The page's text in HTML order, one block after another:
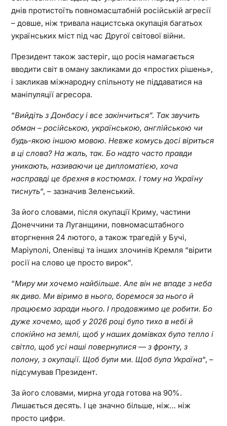
днів протистоїть повномасштабній російській агресії
– довше, ніж тривала нацистська окупація багатьох
українських міст під час Другої світової війни.
Президент також застеріг, що росія намагається
вводити світ в оману закликами до «простих рішень»,
і закликав міжнародну спільноту не піддаватися на
маніпуляції агресора.
“Вийдіть з Донбасу і все закінчиться”. Так звучить
обман – російською, українською, англійською чи
будь-якою іншою мовою. Невже комусь досі віриться
в ці слова? На жаль, так. Бо надто часто правди
уникають, називаючи це дипломатією, хоча
насправді це брехня в костюмах. І тому на Україну
тиснуть“, – зазначив Зеленський.
За його словами, після окупації Криму, частини
Донеччини та Луганщини, повномасштабного
вторгнення 24 лютого, а також трагедій у Бучі,
Маріуполі, Оленівці та інших злочинів Кремля “вірити
росії на слово це просто вирок”.
“Миру ми хочемо найбільше. Але він не впаде з неба
як диво. Ми віримо в нього, боремося за нього й
працюємо заради нього. І продовжимо це робити. Бо
дуже хочемо, щоб у 2026 році було тихо в небі й
спокійно на землі, щоб у наших домівках було тепло і
світло, щоб усі наші повернулися — з фронту, з
полону, з окупації. Щоб були ми. Щоб була Україна“, –
підсумував Президент.
За його словами, мирна угода готова на 90%.
Лишається десять. І це значно більше, ніж… ніж
просто цифри.